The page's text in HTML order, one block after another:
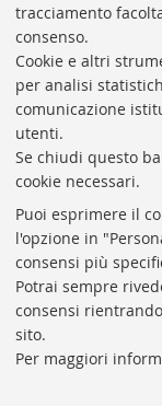
tracciamento
consenso.
Cookie e altri
per analisi
comunicazione
utenti.
Se chiudi questo
cookie necessari.
Puoi esprimere il
l'opzione in
consensi più
Potrai sempre
consensi
sito.
Per maggiori
Responsabile
Coordinatrice
Archivio storico
Via Zamboni, 33 -
Dove siamo